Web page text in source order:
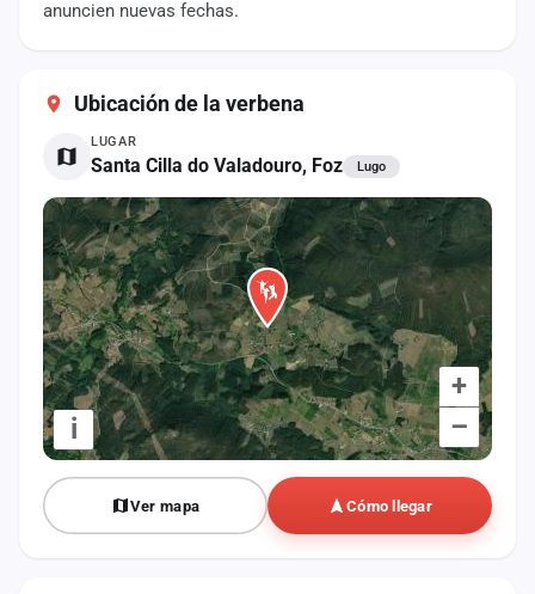
anuncien nuevas fechas.
Ubicación de la verbena
LUGAR
Santa Cilla do Valadouro, Foz Lugo
+
–
i
Ver mapa Cómo llegar
Crear
cuenta
Administración
Contacto